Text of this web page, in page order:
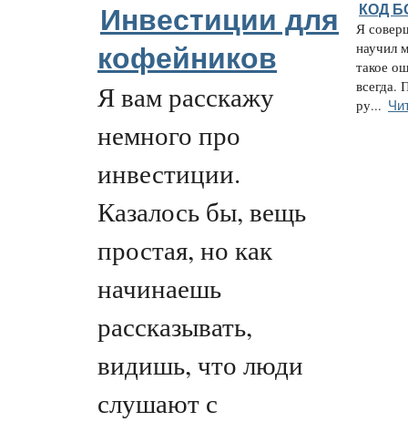
Инвестиции для
кофейников
Я вам расскажу
немного про
инвестиции.
Казалось бы, вещь
простая, но как
начинаешь
рассказывать,
видишь, что люди
слушают с
КОД
Я
научил
такое
всегда.
ру...